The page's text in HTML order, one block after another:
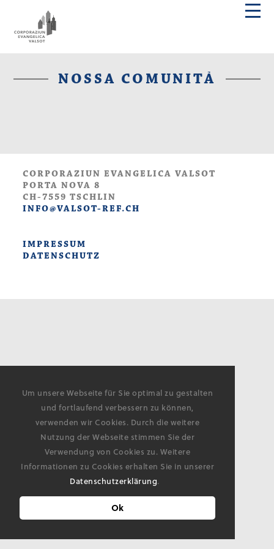
Um unsere Webseite für Sie optimal zu gestalten
und fortlaufend verbessern zu können,
verwenden wir Cookies. Durch die weitere
Nutzung der Webseite stimmen Sie der
Verwendung von Cookies zu. Weitere
Informationen zu Cookies erhalten Sie in unserer
Datenschutzerklärung.
Ok
NOSSA COMUNITÀ
CORPORAZIUN EVANGELICA VALSOT
PORTA NOVA 8
CH-7559 TSCHLIN
INFO@VALSOT-REF.CH
IMPRESSUM
DATENSCHUTZ